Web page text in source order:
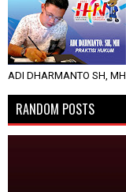
ADI DHARMANTO SH, MH
RANDOM POSTS